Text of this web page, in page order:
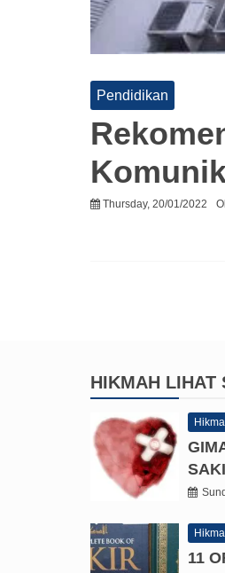
Pendidikan
Thursday, 20/01/2022
HIKMAH LIHAT
11